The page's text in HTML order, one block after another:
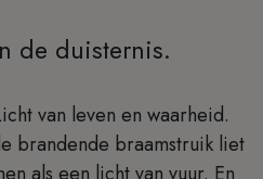
de duisternis.
van leven en waarheid.
brandende braamstruik liet